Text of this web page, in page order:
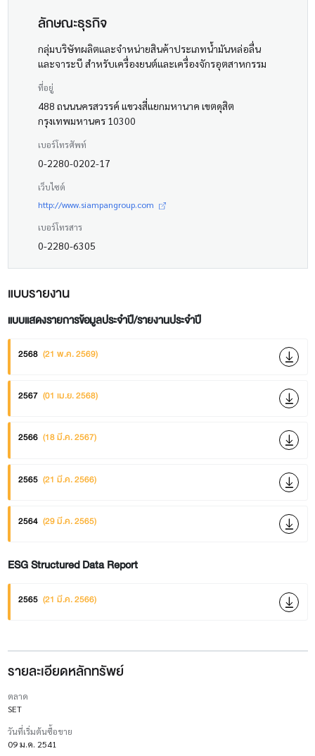
ลักษณะธุรกิจ
กลุ่มบริษัทผลิตและจำหน่ายสินค้าประเภทน้ำมันหล่อลื่น
และจาระบี สำหรับเครื่องยนต์และเครื่องจักรอุตสาหกรรม
ที่อยู่
488 ถนนนครสวรรค์ แขวงสี่แยกมหานาค เขตดุสิต
กรุงเทพมหานคร 10300
เบอร์โทรศัพท์
0-2280-0202-17
เว็บไซต์
http://www.siampangroup.com
เบอร์โทรสาร
0-2280-6305
แบบรายงาน
แบบแสดงรายการข้อมูลประจำปี/รายงานประจำปี
2568 (21 พ.ค. 2569)
2567 (01 เม.ย. 2568)
2566 (18 มี.ค. 2567)
2565 (21 มี.ค. 2566)
2564 (29 มี.ค. 2565)
ESG Structured Data Report
2565 (21 มี.ค. 2566)
รายละเอียดหลักทรัพย์
ตลาด
SET
วันที่เริ่มต้นซื้อขาย
09 ม.ค. 2541